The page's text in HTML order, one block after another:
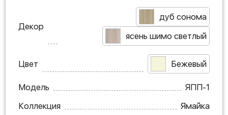
Декор
дуб сонома
ясень шимо светлый
Цвет Бежевый
Модель
ЯПП-1
Коллекция
Ямайка